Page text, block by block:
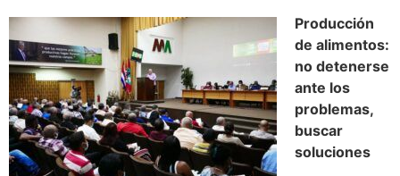
Producción
de alimentos:
no detenerse
ante los
problemas,
buscar
soluciones